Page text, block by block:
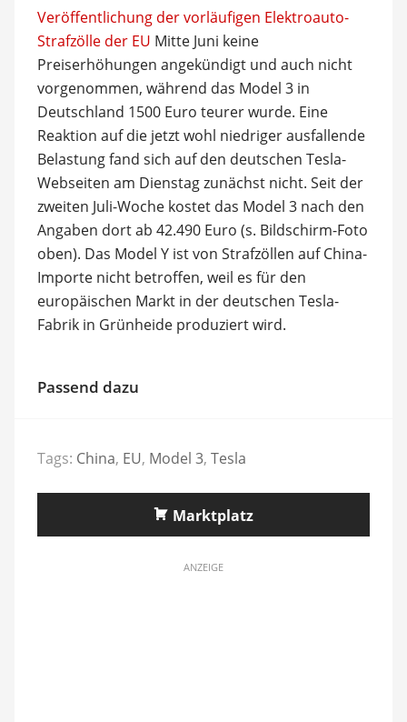
Veröffentlichung der vorläufigen Elektroauto-
Strafzölle der EU Mitte Juni keine
Preiserhöhungen angekündigt und auch nicht
vorgenommen, während das Model 3 in
Deutschland 1500 Euro teurer wurde. Eine
Reaktion auf die jetzt wohl niedriger ausfallende
Belastung fand sich auf den deutschen Tesla-
Webseiten am Dienstag zunächst nicht. Seit der
zweiten Juli-Woche kostet das Model 3 nach den
Angaben dort ab 42.490 Euro (s. Bildschirm-Foto
oben). Das Model Y ist von Strafzöllen auf China-
Importe nicht betroffen, weil es für den
europäischen Markt in der deutschen Tesla-
Fabrik in Grünheide produziert wird.
Passend dazu
Tags: China, EU, Model 3, Tesla
Marktplatz
ANZEIGE